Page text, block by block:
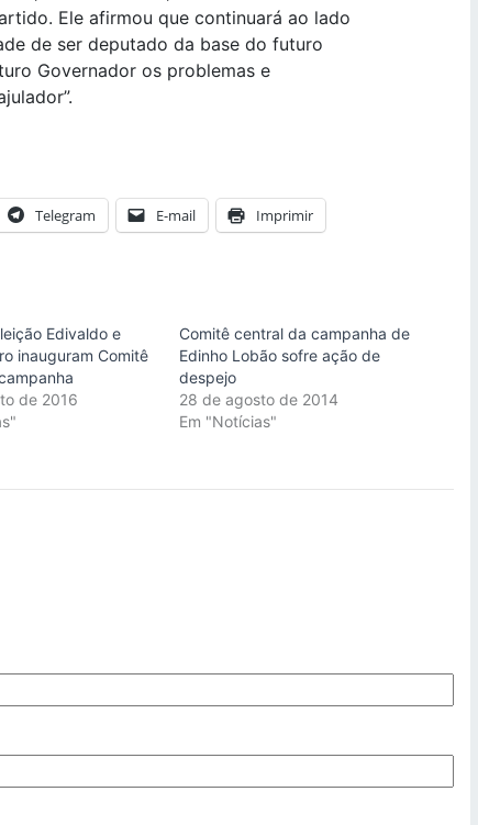
Ele afirmou que continuará ao lado
de ser deputado da base do futuro
Governador os problemas e
Telegram E-mail Imprimir
Edivaldo e
inauguram Comitê
de 2016
Comitê central da campanha de
Edinho Lobão sofre ação de
despejo
28 de agosto de 2014
Em "Notícias"